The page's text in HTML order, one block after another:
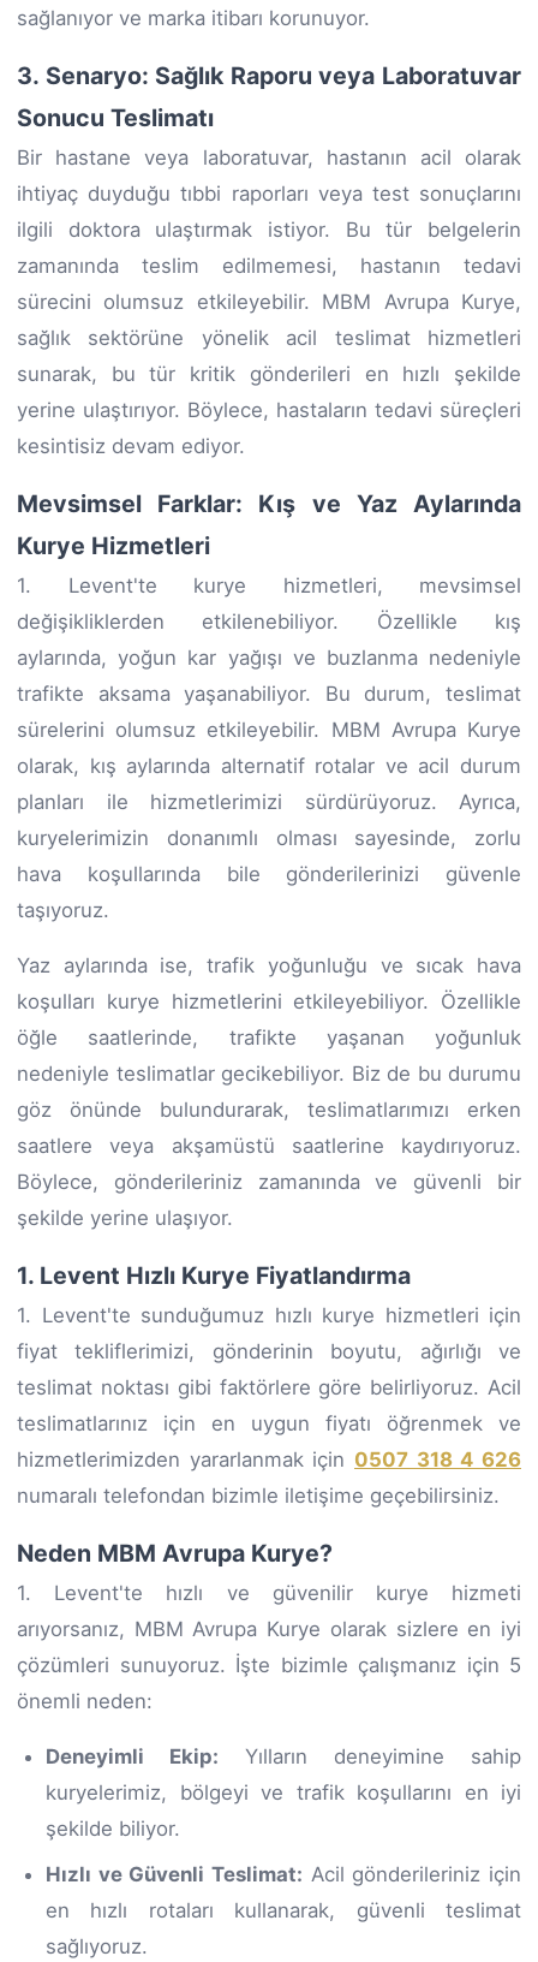
sağlanıyor ve marka itibarı korunuyor.
3. Senaryo: Sağlık Raporu veya Laboratuvar
Sonucu Teslimatı
Bir hastane veya laboratuvar, hastanın acil olarak
ihtiyaç duyduğu tıbbi raporları veya test sonuçlarını
ilgili doktora ulaştırmak istiyor. Bu tür belgelerin
zamanında teslim edilmemesi, hastanın tedavi
sürecini olumsuz etkileyebilir. MBM Avrupa Kurye,
sağlık sektörüne yönelik acil teslimat hizmetleri
sunarak, bu tür kritik gönderileri en hızlı şekilde
yerine ulaştırıyor. Böylece, hastaların tedavi süreçleri
kesintisiz devam ediyor.
Mevsimsel Farklar: Kış ve Yaz Aylarında
Kurye Hizmetleri
1. Levent'te kurye hizmetleri, mevsimsel
değişikliklerden etkilenebiliyor. Özellikle kış
aylarında, yoğun kar yağışı ve buzlanma nedeniyle
trafikte aksama yaşanabiliyor. Bu durum, teslimat
sürelerini olumsuz etkileyebilir. MBM Avrupa Kurye
olarak, kış aylarında alternatif rotalar ve acil durum
planları ile hizmetlerimizi sürdürüyoruz. Ayrıca,
kuryelerimizin donanımlı olması sayesinde, zorlu
hava koşullarında bile gönderilerinizi güvenle
taşıyoruz.
Yaz aylarında ise, trafik yoğunluğu ve sıcak hava
koşulları kurye hizmetlerini etkileyebiliyor. Özellikle
öğle saatlerinde, trafikte yaşanan yoğunluk
nedeniyle teslimatlar gecikebiliyor. Biz de bu durumu
göz önünde bulundurarak, teslimatlarımızı erken
saatlere veya akşamüstü saatlerine kaydırıyoruz.
Böylece, gönderileriniz zamanında ve güvenli bir
şekilde yerine ulaşıyor.
1. Levent Hızlı Kurye Fiyatlandırma
1. Levent'te sunduğumuz hızlı kurye hizmetleri için
fiyat tekliflerimizi, gönderinin boyutu, ağırlığı ve
teslimat noktası gibi faktörlere göre belirliyoruz. Acil
teslimatlarınız için en uygun fiyatı öğrenmek ve
hizmetlerimizden yararlanmak için 0507 318 4 626
numaralı telefondan bizimle iletişime geçebilirsiniz.
Neden MBM Avrupa Kurye?
1. Levent'te hızlı ve güvenilir kurye hizmeti
arıyorsanız, MBM Avrupa Kurye olarak sizlere en iyi
çözümleri sunuyoruz. İşte bizimle çalışmanız için 5
önemli neden:
Deneyimli Ekip: Yılların deneyimine sahip
kuryelerimiz, bölgeyi ve trafik koşullarını en iyi
şekilde biliyor.
Hızlı ve Güvenli Teslimat: Acil gönderileriniz için
en hızlı rotaları kullanarak, güvenli teslimat
sağlıyoruz.